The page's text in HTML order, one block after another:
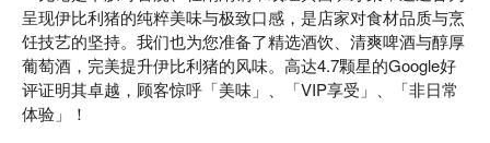
呈现伊比利猪的纯粹美味与极致口感，是店家对食材品质与烹
饪技艺的坚持。我们也为您准备了精选酒饮、清爽啤酒与醇厚
葡萄酒，完美提升伊比利猪的风味。高达4.7颗星的Google好
评证明其卓越，顾客惊呼「美味」、「VIP享受」、「非日常
体验」！